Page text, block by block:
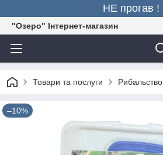
НЕ прогав !
"Озеро" Інтернет-магазин
Товари та послуги Рибальство
–10%